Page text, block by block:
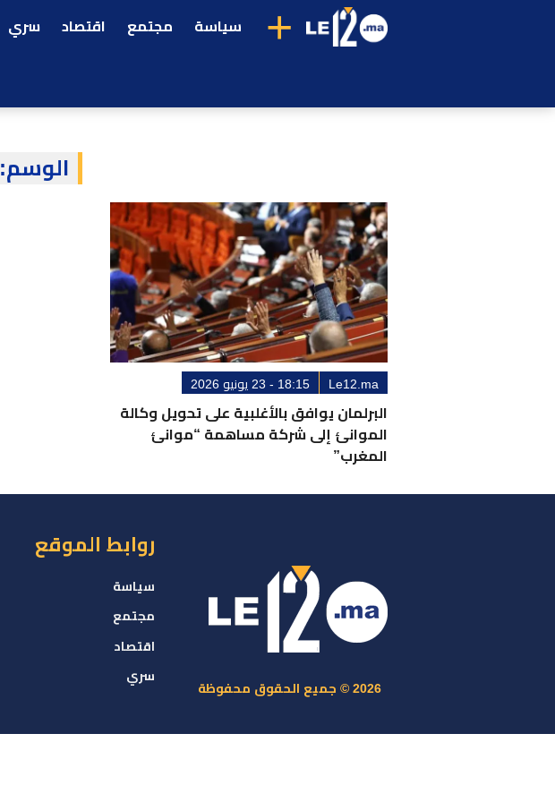
+ سياسة مجتمع اقتصاد سري
الوسم:
Le12.ma 18:15 - 23 يونيو 2026
البرلمان يوافق بالأغلبية على تحويل وكالة
الموانئ إلى شركة مساهمة “موانئ
المغرب”
2026 © جميع الحقوق محفوظة
روابط الموقع
سياسة
مجتمع
اقتصاد
سري